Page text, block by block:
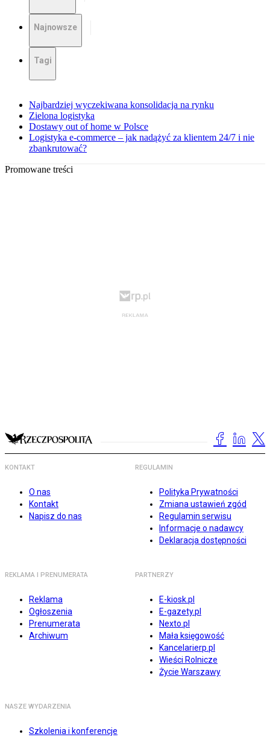
Najnowsze
Tagi
Najbardziej wyczekiwana konsolidacja na rynku
Zielona logistyka
Dostawy out of home w Polsce
Logistyka e-commerce – jak nadążyć za klientem 24/7 i nie
zbankrutować?
Promowane treści
KONTAKT
O nas
Kontakt
Napisz do nas
REGULAMIN
Polityka Prywatności
Zmiana ustawień zgód
Regulamin serwisu
Informacje o nadawcy
Deklaracja dostępności
REKLAMA I PRENUMERATA
Reklama
Ogłoszenia
Prenumerata
Archiwum
PARTNERZY
E-kiosk.pl
E-gazety.pl
Nexto.pl
Mała księgowość
Kancelarierp.pl
Wieści Rolnicze
Życie Warszawy
NASZE WYDARZENIA
Szkolenia i konferencje